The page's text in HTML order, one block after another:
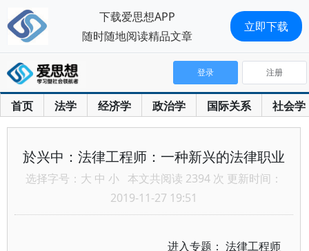
首页 法学 经济学 政治学 国际关系 社会学
登录 注册
於兴中：法律工程师：一种新兴的法律职业
选择字号： 大 中 小 本文共阅读 2394 次 更新时间：
2019-11-27 19:51
进入专题：法律工程师
下载爱思想APP
随时随地阅读精品文章
立即下载